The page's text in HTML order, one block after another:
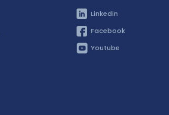
Linkedin
Facebook
Youtube